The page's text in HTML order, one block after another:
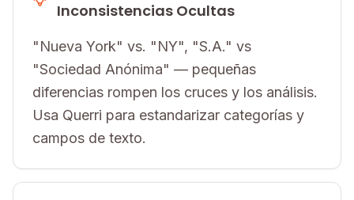
Inconsistencias Ocultas
"Nueva York" vs. "NY", "S.A." vs
"Sociedad Anónima" — pequeñas
diferencias rompen los cruces y los análisis.
Usa Querri para estandarizar categorías y
campos de texto.